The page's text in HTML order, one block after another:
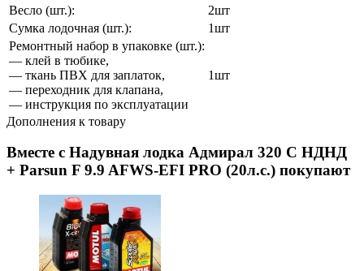
Весло (шт.):
2шт
Сумка лодочная (шт.):
1шт
Ремонтный набор в упаковке (шт.):
— клей в тюбике,
— ткань ПВХ для заплаток,
— переходник для клапана,
— инструкция по эксплуатации
1шт
Дополнения к товару
Вместе с Надувная лодка Адмирал 320 С НДНД
+ Parsun F 9.9 AFWS-EFI PRO (20л.с.) покупают